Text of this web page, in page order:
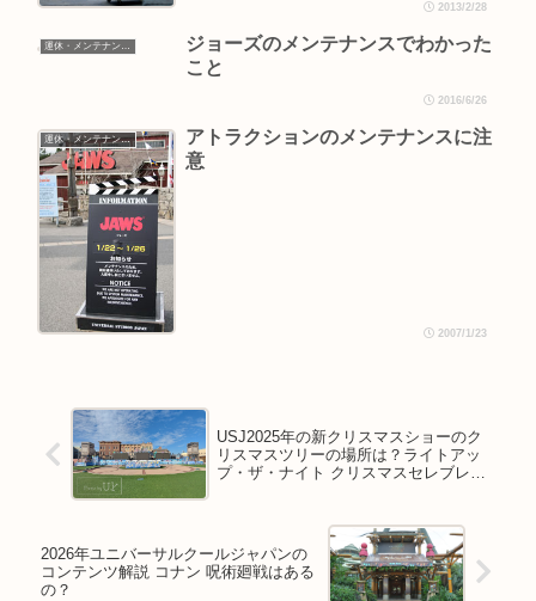
2013/2/28
運休・メンテナンス情報
ジョーズのメンテナンスでわかった
こと
2016/6/26
運休・メンテナンス情報
アトラクションのメンテナンスに注
意
2007/1/23
USJ2025年の新クリスマスショーのク
リスマスツリーの場所は？ライトアッ
プ・ザ・ナイト クリスマスセレブレー
2026年ユニバーサルクールジャパンの
コンテンツ解説 コナン 呪術廻戦はある
の？